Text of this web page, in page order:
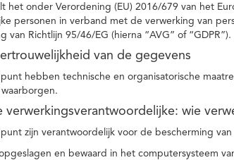
het onder Verordening (EU) 2016/679 van het
personen in verband met de verwerking van
van Richtlijn 95/46/EG (hierna “AVG” of “GDPR”).
van de gegevens
hebben technische en organisatorische
verwerkingsverantwoordelijke: wie
zijn verantwoordelijk voor de bescherming
en bewaard in het computersysteem